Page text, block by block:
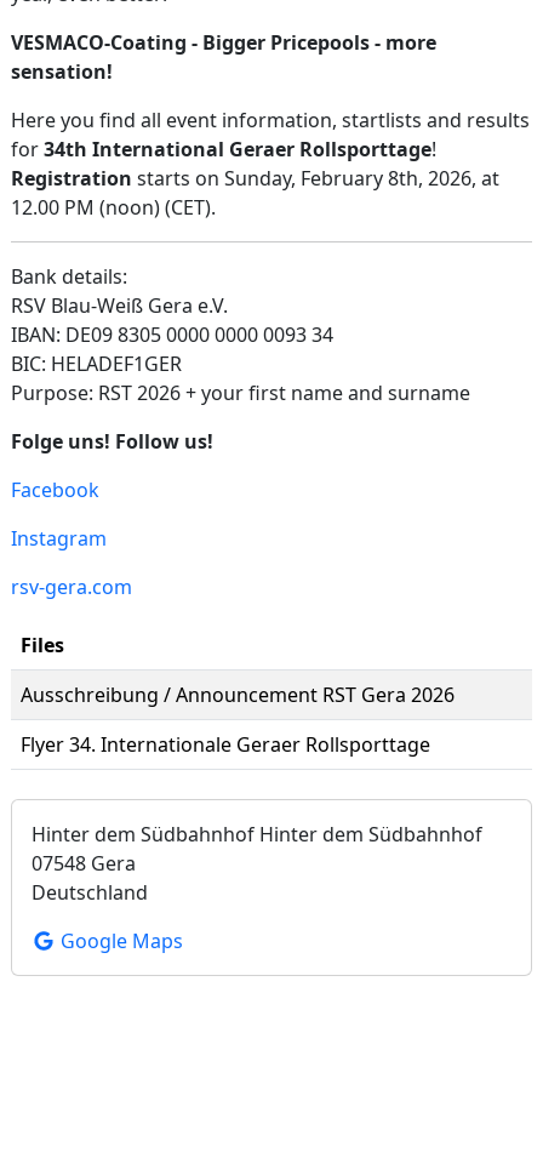
VESMACO-Coating - Bigger Pricepools - more
sensation!
Here you find all event information, startlists and results
for34th International Geraer Rollsporttage!
Registration starts on Sunday, February 8th, 2026, at
12.00 PM (noon) (CET).
Bank details:
RSV Blau-Weiß Gera e.V.
IBAN: DE09 8305 0000 0000 0093 34
BIC: HELADEF1GER
Purpose: RST 2026 + your first name and surname
Folge uns! Follow us!
Facebook
Instagram
rsv-gera.com
Files
Ausschreibung / Announcement RST Gera 2026
Flyer 34. Internationale Geraer Rollsporttage
Hinter dem Südbahnhof Hinter dem Südbahnhof
07548 Gera
Deutschland
Google Maps